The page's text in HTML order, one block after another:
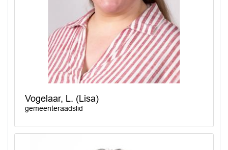
Vogelaar, L. (Lisa)
gemeenteraadslid